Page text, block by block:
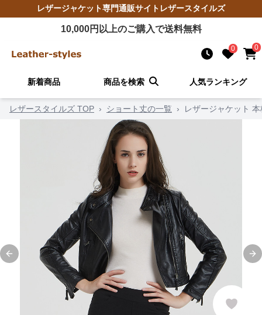
レザージャケット専門通販サイト レザースタイルズ
10,000円以上のご購入で送料無料
0 0
新着商品 商品を検索 人気ランキング
レザースタイルズ TOP › ショート丈の一覧 › レザージャケット
Previous slide